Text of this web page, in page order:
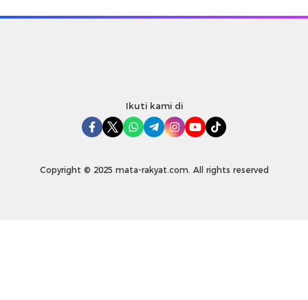
Ikuti kami di
Copyright © 2025 mata-rakyat.com. All rights reserved